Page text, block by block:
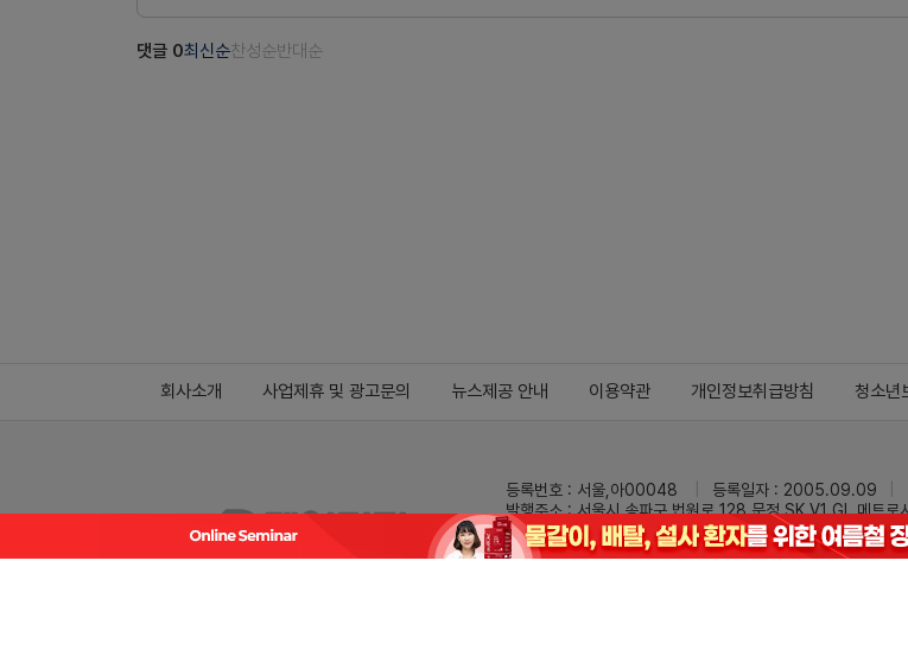
댓글 0최신순찬성순반대순
회사소개 사업제휴 및 광고문의 뉴스제공 안내 이용약관 개인정보취급방침 청소년
등록번호 : 서울,아00048 등록일자 : 2005.09.09
발행주소 : 서울시 송파구 법원로 128 문정 SK V1 GL 메트
전화 : 02-3473-0833
팩스 : 02-3434-0169